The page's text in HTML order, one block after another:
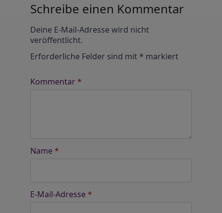
Schreibe einen Kommentar
Deine E-Mail-Adresse wird nicht
veröffentlicht.
Erforderliche Felder sind mit* markiert
Kommentar*
Name *
E-Mail-Adresse *